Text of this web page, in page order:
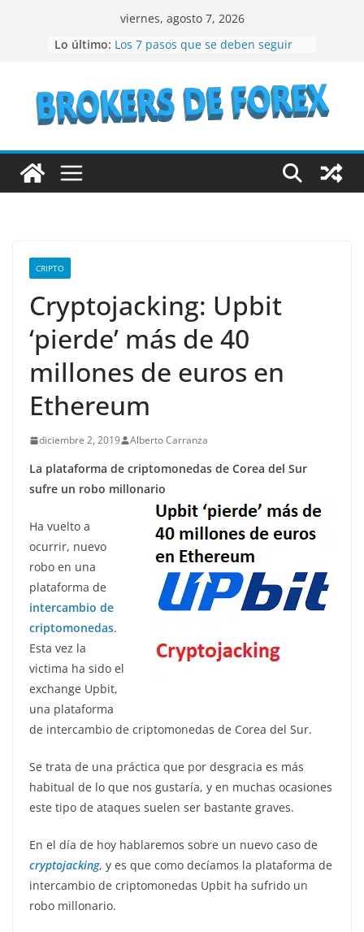
viernes, agosto 7, 2026
Lo último: Los 7 pasos que se deben seguir
¿Vale la pena considerar la
inversión en acciones de IBM en el
año 2023?
invertir en bonos del Estado
Recomendaciones a seguir si se
quiere especular en bolsa
CRIPTO
Cryptojacking: Upbit
‘pierde’ más de 40
millones de euros en
Ethereum
diciembre 2, 2019 Alberto Carranza
La plataforma de criptomonedas de Corea del Sur
sufre un robo millonario
Ha vuelto a
ocurrir, nuevo
robo en una
plataforma de
intercambio de
criptomonedas.
Esta vez la
victima ha sido el
exchange Upbit,
una plataforma
de intercambio de criptomonedas de Corea del Sur.
Se trata de una práctica que por desgracia es más
habitual de lo que nos gustaría, y en muchas ocasiones
este tipo de ataques suelen ser bastante graves.
En el día de hoy hablaremos sobre un nuevo caso de
cryptojacking, y es que como decíamos la plataforma de
intercambio de criptomonedas Upbit ha sufrido un
robo millonario.